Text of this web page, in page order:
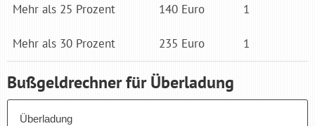
Mehr als 25 Prozent 140 Euro 1
Mehr als 30 Prozent 235 Euro 1
Bußgeldrechner für Überladung